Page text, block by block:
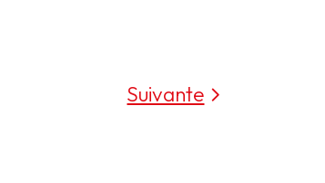
Suivante